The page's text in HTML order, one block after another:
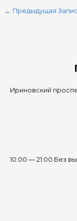
← Предыдущая
Ириновский
10:00 — 21:00 Без